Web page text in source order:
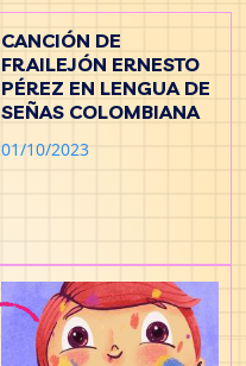
CANCIÓN DE
FRAILEJÓN ERNESTO
PÉREZ EN LENGUA DE
SEÑAS COLOMBIANA
01/10/2023